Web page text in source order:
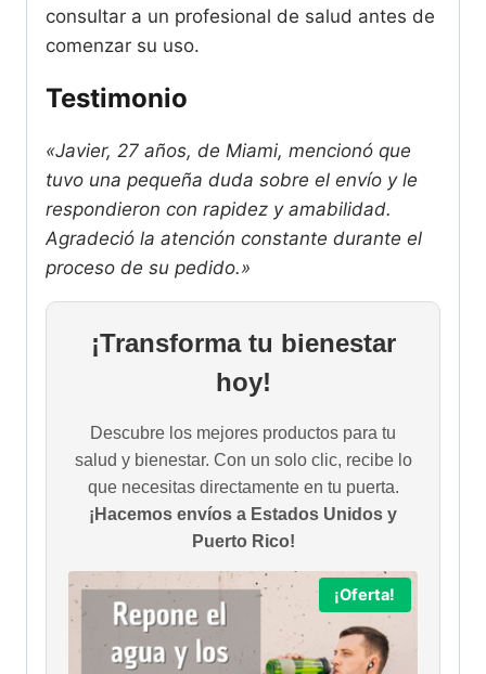
consultar a un profesional de salud antes de
comenzar su uso.
Testimonio
«Javier, 27 años, de Miami, mencionó que
tuvo una pequeña duda sobre el envío y le
respondieron con rapidez y amabilidad.
Agradeció la atención constante durante el
proceso de su pedido.»
¡Transforma tu bienestar
hoy!
Descubre los mejores productos para tu
salud y bienestar. Con un solo clic, recibe lo
que necesitas directamente en tu puerta.
¡Hacemos envíos a Estados Unidos y
Puerto Rico!
¡Oferta!